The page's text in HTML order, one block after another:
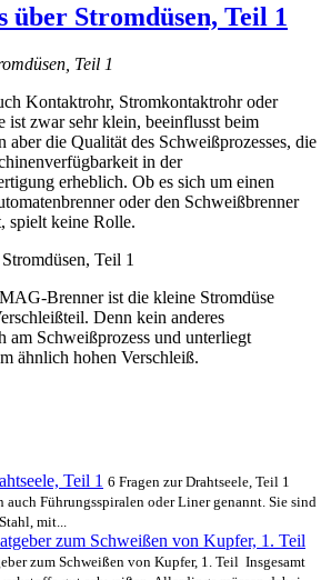
über Stromdüsen, Teil 1
Teil 1
Kontaktrohr, Stromkontaktrohr oder
ist zwar sehr klein, beeinflusst beim
die Qualität des Schweißprozesses, die
in der
erheblich. Ob es sich um einen
oder den Schweißbrenner
spielt keine Rolle.
Brenner ist die kleine Stromdüse
Denn kein anderes
am Schweißprozess und unterliegt
ähnlich hohen Verschleiß.
Teil 1 6 Fragen zur Drahtseele, Teil 1
auch Führungsspiralen oder Liner genannt. Sie sind
mit...
zum Schweißen von Kupfer, 1. Teil
zum Schweißen von Kupfer, 1. Teil Insgesamt